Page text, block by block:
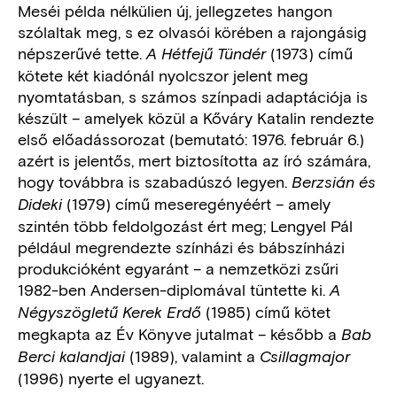
Meséi példa nélkülien új, jellegzetes hangon
szólaltak meg, s ez olvasói körében a rajongásig
népszerűvé tette.A Hétfejű Tündér(1973) című
kötete két kiadónál nyolcszor jelent meg
nyomtatásban, s számos színpadi adaptációja is
készült – amelyek közül a Kőváry Katalin rendezte
első előadássorozat (bemutató: 1976. február 6.)
azért is jelentős, mert biztosította az író számára,
hogy továbbra is szabadúszó legyen. Berzsián és
Dideki(1979) című meseregényéért – amely
szintén több feldolgozást ért meg; Lengyel Pál
például megrendezte színházi és bábszínházi
produkcióként egyaránt – a nemzetközi zsűri
1982-ben Andersen-diplomával tüntette ki.A
Négyszögletű Kerek Erdő (1985) című kötet
megkapta az Év Könyve jutalmat – később a Bab
Berci kalandjai(1989), valamint a Csillagmajor
(1996) nyerte el ugyanezt.